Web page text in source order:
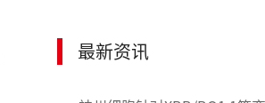
最新资讯